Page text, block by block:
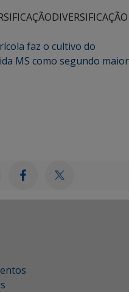
DIVERSIFICAÇÃO
faz o cultivo do
MS como segundo maior